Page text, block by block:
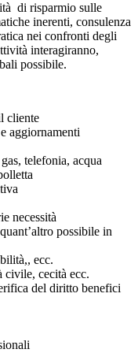
di risparmio sulle
inerenti, consulenza
nei confronti degli
interagiranno,
possibile.
cliente
aggiornamenti
telefonia, acqua
necessità
possibile in
ecc.
civile, cecità ecc.
del diritto benefici